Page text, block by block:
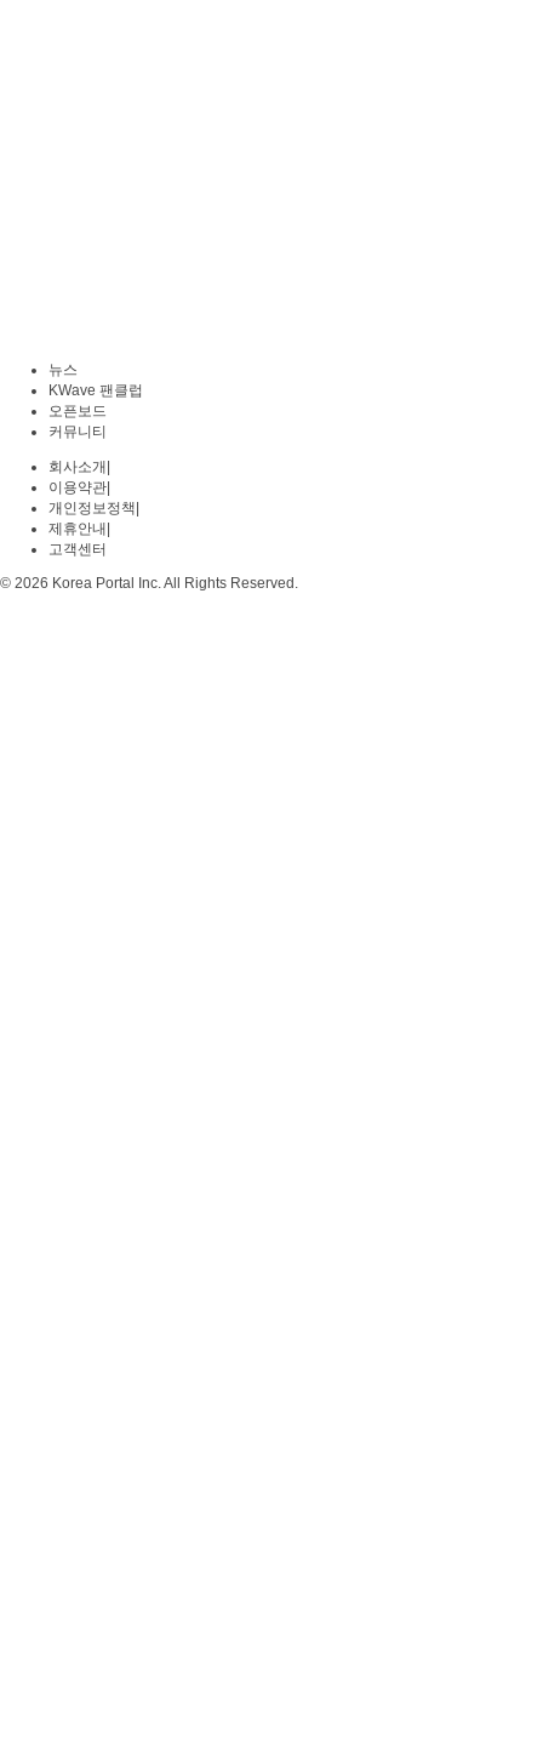
뉴스
KWave 팬클럽
오픈보드
커뮤니티
회사소개
이용약관
개인정보정책
제휴안내
고객센터
© 2026 Korea Portal Inc. All Rights Reserved.